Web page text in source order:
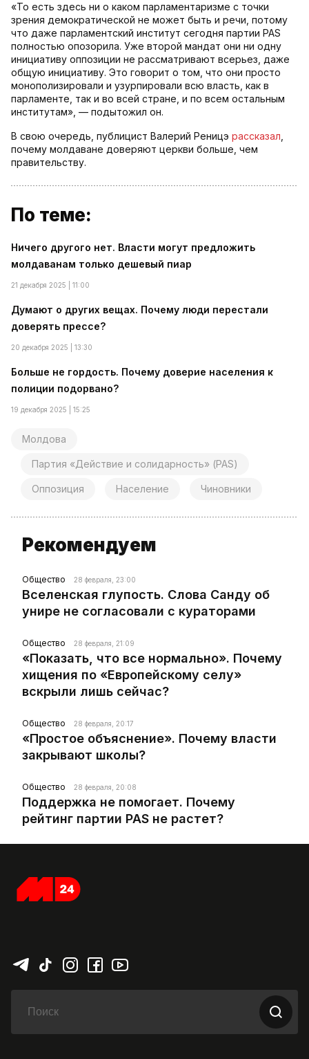
«То есть здесь ни о каком парламентаризме с точки
зрения демократической не может быть и речи, потому
что даже парламентский институт сегодня партии PAS
полностью опозорила. Уже второй мандат они ни одну
инициативу оппозиции не рассматривают всерьез, даже
общую инициативу. Это говорит о том, что они просто
монополизировали и узурпировали всю власть, как в
парламенте, так и во всей стране, и по всем остальным
институтам», — подытожил он.
В свою очередь, публицист Валерий Реницэ рассказал
почему молдаване доверяют церкви больше, чем
правительству.
По теме:
Ничего другого нет. Власти могут предложить
молдаванам только дешевый пиар
21 декабря 2025 | 11:00
Думают о других вещах. Почему люди перестали
доверять прессе?
20 декабря 2025 | 13:30
Больше не гордость. Почему доверие населения к
полиции подорвано?
19 декабря 2025 | 15:25
Молдова
Партия «Действие и солидарность» (PAS)
Оппозиция Население Чиновники
Рекомендуем
Общество 28 февраля, 23:00
Вселенская глупость. Слова Санду об
унире не согласовали с кураторами
Общество 28 февраля, 21:09
«Показать, что все нормально». Почему
хищения по «Европейскому селу»
вскрыли лишь сейчас?
Общество 28 февраля, 20:17
«Простое объяснение». Почему власти
закрывают школы?
Общество 28 февраля, 20:08
Поддержка не помогает. Почему
рейтинг партии PAS не растет?